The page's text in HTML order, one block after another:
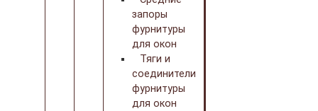
запоры
фурнитуры
для окон
Тяги и
соединители
фурнитуры
для окон